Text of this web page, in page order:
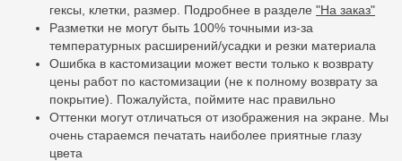
гексы, клетки, размер. Подробнее в разделе "На заказ"
Разметки не могут быть 100% точными из-за
температурных расширений/усадки и резки материала
Ошибка в кастомизации может вести только к возврату
цены работ по кастомизации (не к полному возврату за
покрытие). Пожалуйста, поймите нас правильно
Оттенки могут отличаться от изображения на экране. Мы
очень стараемся печатать наиболее приятные глазу
цвета